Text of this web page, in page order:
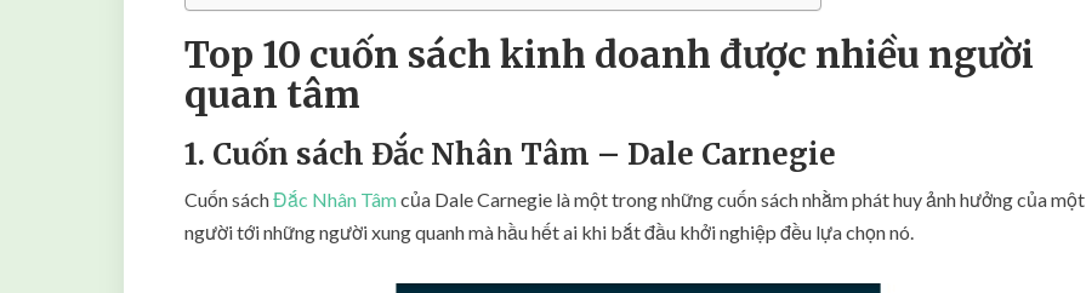
ề
n
ờ
q
u
n
Top 10 cuốn sách kinh doanh được nhiều người
quan tâm
1. Cuốn sách Đắc Nhân Tâm – Dale Carnegie
Cuốn sáchĐắc Nhân Tâmcủa Dale Carnegie là một trong những cuốn sách nhằm phát huy ảnh hưởng của một
người tới những người xung quanh mà hầu hết ai khi bắt đầu khởi nghiệp đều lựa chọn nó.